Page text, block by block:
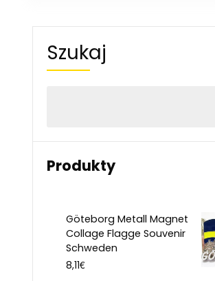
Szukaj
Produkty
Göteborg Metall Magnet
Collage Flagge Souvenir
Schweden
8,11€